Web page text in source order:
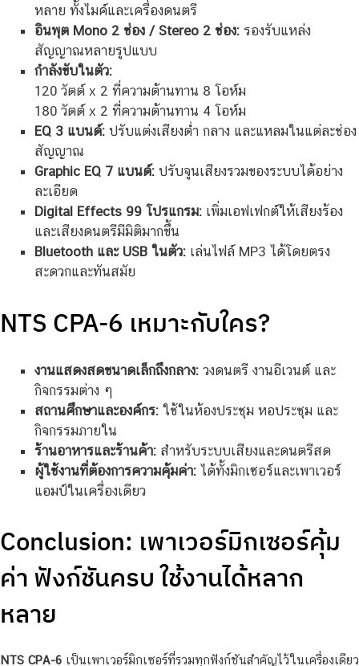
หลาย ทั้งไมค์และเครื่องดนตรี
อินพุต Mono 2 ช่อง / Stereo 2 ช่อง:รองรับแหล่ง
สัญญาณหลายรูปแบบ
กำลังขับในตัว:
120 วัตต์ x 2 ที่ความต้านทาน 8 โอห์ม
180 วัตต์ x 2 ที่ความต้านทาน 4 โอห์ม
EQ 3 แบนด์:ปรับแต่งเสียงต่ำ กลาง และแหลมในแต่ละช่อง
สัญญาณ
Graphic EQ 7 แบนด์:ปรับจูนเสียงรวมของระบบได้อย่าง
ละเอียด
Digital Effects 99 โปรแกรม:เพิ่มเอฟเฟกต์ให้เสียงร้อง
และเสียงดนตรีมีมิติมากขึ้น
Bluetooth และ USB ในตัว:เล่นไฟล์ MP3 ได้โดยตรง
สะดวกและทันสมัย
NTS CPA-6 เหมาะกับใคร?
งานแสดงสดขนาดเล็กถึงกลาง:วงดนตรี งานอีเวนต์ และ
กิจกรรมต่าง ๆ
สถานศึกษาและองค์กร:ใช้ในห้องประชุม หอประชุม และ
กิจกรรมภายใน
ร้านอาหารและร้านค้า:สำหรับระบบเสียงและดนตรีสด
ผู้ใช้งานที่ต้องการความคุ้มค่า:ได้ทั้งมิกเซอร์และเพาเวอร์
แอมป์ในเครื่องเดียว
Conclusion: เพาเวอร์มิกเซอร์คุ้ม
ค่า ฟังก์ชันครบ ใช้งานได้หลาก
หลาย
NTS CPA-6 เป็นเพาเวอร์มิกเซอร์ที่รวมทุกฟังก์ชันสำคัญไว้ในเครื่องเดียว